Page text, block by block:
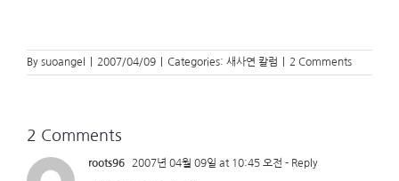
By suoangel 2007/04/09 Categories: 새사연 칼럼 2 Comments
2 Comments
roots96 2007년 04월 09일 at 10:45 오전 - Reply